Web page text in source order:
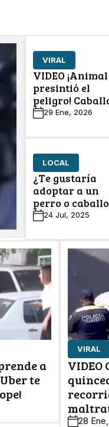
VIRAL
VIDEO ¡Animal
presintió el
peligro!
dueño 'son
29 Ene, 2026
LOCAL
¿Te gustaría
adoptar a un
perro o caballo
policía jubilado?
24 Jul, 2025
a
te
VIRAL
VIDEO
28